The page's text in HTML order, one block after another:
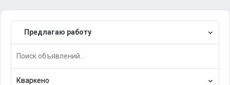
Предлагаю работу
Кваркено